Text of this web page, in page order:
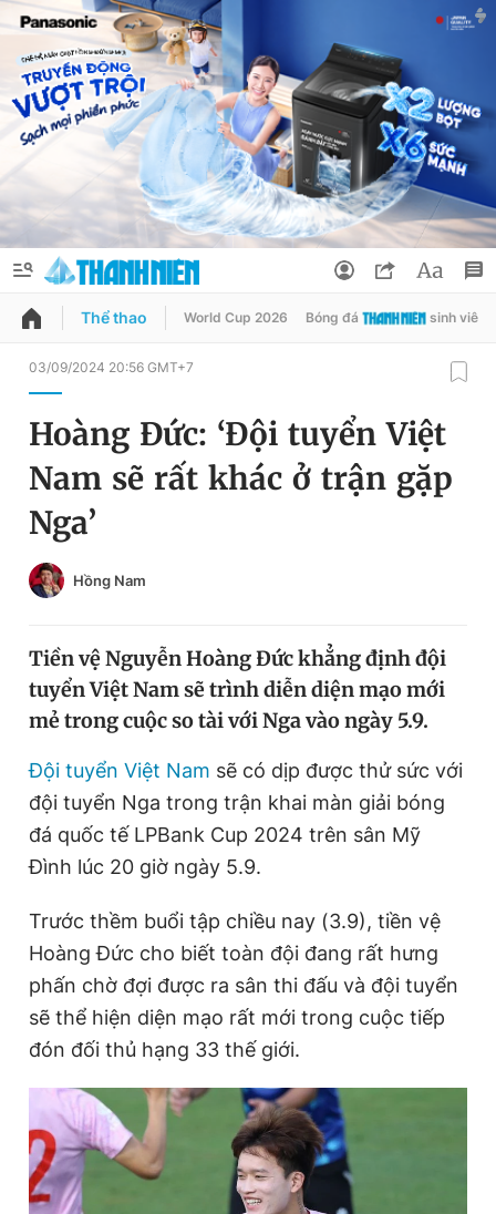
QUẢNG CÁO ĐẶT BÁO
Chuyên mục
Chuyên mục khác
Chào ngày mới
Tin thị trường
Video Magazine
Sản phẩm khác
Tiện ích Bạn cần biết
Theo dõi báo trên
Đổi mật khẩu
Tin đã lưu
Tin đã xem
Thể thao World Cup 2026 Bóng đá sinh viên
03/09/2024 20:56 GMT+7
Hoàng Đức: ‘Đội tuyển Việt
Nam sẽ rất khác ở trận gặp
Nga’
Hồng Nam
Tiền vệ Nguyễn Hoàng Đức khẳng định đội
tuyển Việt Nam sẽ trình diễn diện mạo mới
mẻ trong cuộc so tài với Nga vào ngày 5.9.
Đội tuyển Việt Nam sẽ có dịp được thử sức với
đội tuyển Nga trong trận khai màn giải bóng
đá quốc tế LPBank Cup 2024 trên sân Mỹ
Đình lúc 20 giờ ngày 5.9.
Trước thềm buổi tập chiều nay (3.9), tiền vệ
Hoàng Đức cho biết toàn đội đang rất hưng
phấn chờ đợi được ra sân thi đấu và đội tuyển
sẽ thể hiện diện mạo rất mới trong cuộc tiếp
đón đối thủ hạng 33 thế giới.